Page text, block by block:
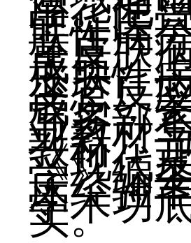
中华医
肤性病
童皮肤
成员、
皮肤性
变态反
成员，
写多部
业教材
教材，
《现代
学》编
床经验
学术功
实。